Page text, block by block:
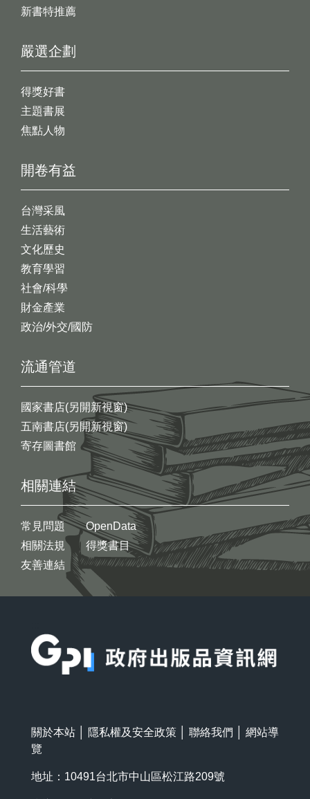
新書特推薦
開卷有益
台灣采風
生活藝術
文化歷史
教育學習
社會/科學
財金產業
政治/外交/國防
嚴選企劃
得獎好書
主題書展
焦點人物
流通管道
國家書店(另開新視窗)
五南書店(另開新視窗)
寄存圖書館
相關連結
常見問題
相關法規
友善連結
OpenData
得獎書目
關於本站 隱私權及安全政策 聯絡我們
網站導
覽
地址：10491台北市中山區松江路209號